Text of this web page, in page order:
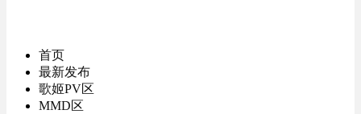
首页
最新发布
歌姬PV区
MMD区